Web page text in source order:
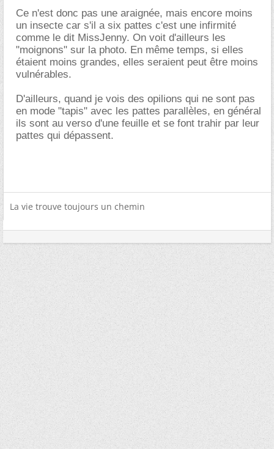
Ce n'est donc pas une araignée, mais encore moins
un insecte car s'il a six pattes c'est une infirmité
comme le dit MissJenny. On voit d'ailleurs les
"moignons" sur la photo. En même temps, si elles
étaient moins grandes, elles seraient peut être moins
vulnérables.
D'ailleurs, quand je vois des opilions qui ne sont pas
en mode "tapis" avec les pattes parallèles, en général
ils sont au verso d'une feuille et se font trahir par leur
pattes qui dépassent.
La vie trouve toujours un chemin